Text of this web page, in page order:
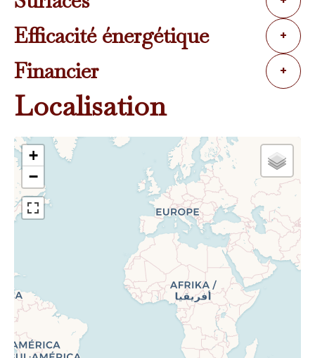
Efficacité énergétique +
Financier +
Localisation
+
−